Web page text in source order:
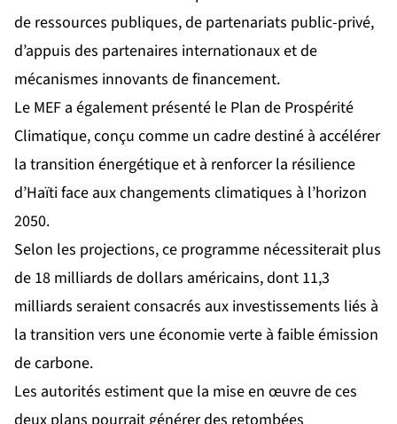
de ressources publiques, de partenariats public-privé,
d’appuis des partenaires internationaux et de
mécanismes innovants de financement.
Le MEF a également présenté le Plan de Prospérité
Climatique, conçu comme un cadre destiné à accélérer
la transition énergétique et à renforcer la résilience
d’Haïti face aux changements climatiques à l’horizon
2050.
Selon les projections, ce programme nécessiterait plus
de 18 milliards de dollars américains, dont 11,3
milliards seraient consacrés aux investissements liés à
la transition vers une économie verte à faible émission
de carbone.
Les autorités estiment que la mise en œuvre de ces